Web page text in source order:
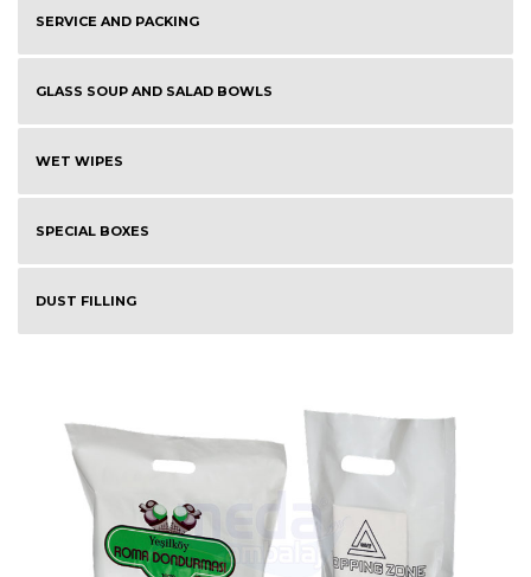
SERVICE AND PACKING
GLASS SOUP AND SALAD BOWLS
WET WIPES
SPECIAL BOXES
DUST FILLING